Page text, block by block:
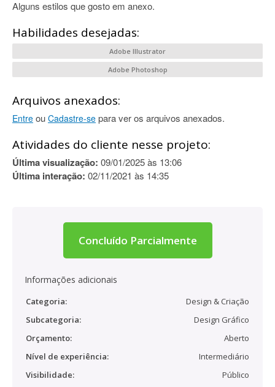
Alguns estilos que gosto em anexo.
Habilidades desejadas:
Adobe Illustrator
Adobe Photoshop
Arquivos anexados:
Entre ou Cadastre-se para ver os arquivos anexados.
Atividades do cliente nesse projeto:
Última visualização: 09/01/2025 às 13:06
Última interação: 02/11/2021 às 14:35
Concluído Parcialmente
Informações adicionais
Categoria:
Design & Criação
Subcategoria:
Design Gráfico
Orçamento:
Aberto
Nível de experiência:
Intermediário
Visibilidade:
Público